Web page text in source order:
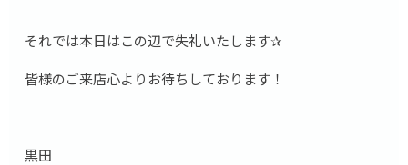
それでは本日はこの辺で失礼いたします✰
皆様のご来店心よりお待ちしております！
黒田